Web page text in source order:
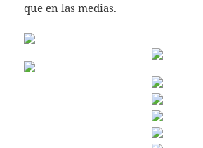
que en las medias.